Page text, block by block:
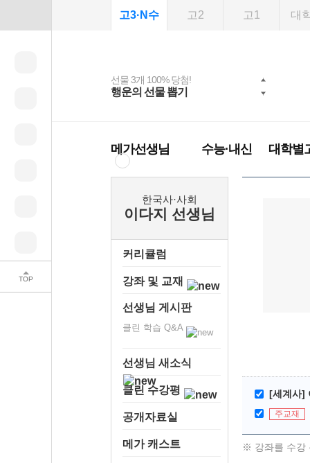
TOP
고3·N수 고2 고1 대
선물 3개 100% 당첨!
행운의 선물 뽑기
선물 100% 증정!
메가스터디 X 올리
2027 러셀 단과
강사 공개선발
스마트러닝앱
설문 EVENT
메가패스
3일 무료 체험권
메가패스 수강생 무료
혜택!
사회공헌 캠페인
희망이룸 메가나눔
메가선생님 수능·내신 대학별
한국사·사회
이다지 선생님
커리큘럼
강좌 및 교재
선생님 게시판
클린 학습 Q&A
선생님 새소식
클린 수강평
공개자료실
메가 캐스트
[세계사]
주교재
※ 강좌를 수강